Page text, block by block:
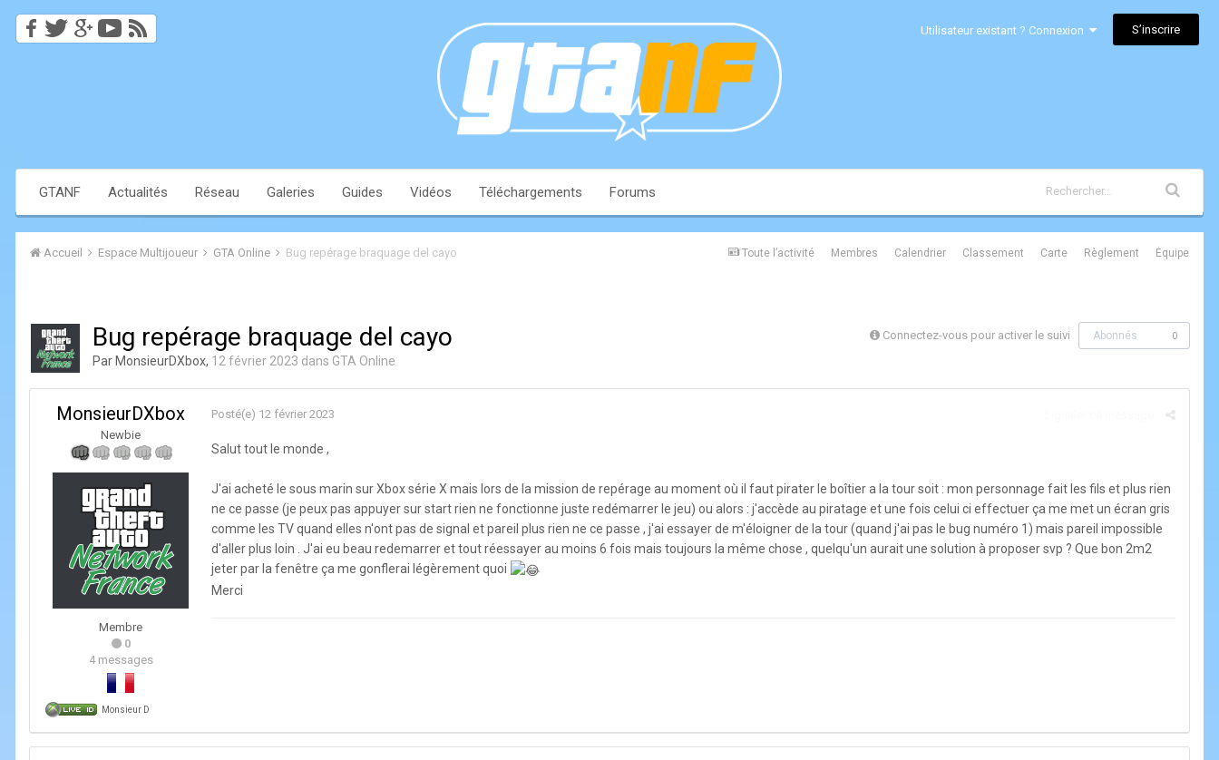
Utilisateur existant ? Connexion S’inscrire
GTANF Actualités Réseau Galeries Guides Vidéos Téléchargements Forums
Toute l’activité Membres Calendrier Classement Carte Règlement Équipe
Accueil Espace Multijoueur GTA Online Bug repérage braquage del cayo
Connectez-vous pour activer le suivi Abonnés 0
Bug repérage braquage del cayo
Par MonsieurDXbox, 12 février 2023 dans GTA Online
MonsieurDXbox
Newbie
Membre
0
4 messages
Monsieur D
Posté(e) 12 février 2023
Salut tout le monde ,
J'ai acheté le sous marin sur Xbox série X mais lors de la mission de repérage au moment où il faut pirater le boîtier a la tour soit : mon personnage fait les fils et plus rien
ne ce passe (je peux pas appuyer sur start rien ne fonctionne juste redémarrer le jeu) ou alors : j'accède au piratage et une fois celui ci effectuer ça me met un écran gris
comme les TV quand elles n'ont pas de signal et pareil plus rien ne ce passe , j'ai essayer de m'éloigner de la tour (quand j'ai pas le bug numéro 1) mais pareil impossible
d'aller plus loin . J'ai eu beau redemarrer et tout réessayer au moins 6 fois mais toujours la même chose , quelqu'un aurait une solution à proposer svp ? Que bon 2m2
jeter par la fenêtre ça me gonflerai légèrement quoi
Merci